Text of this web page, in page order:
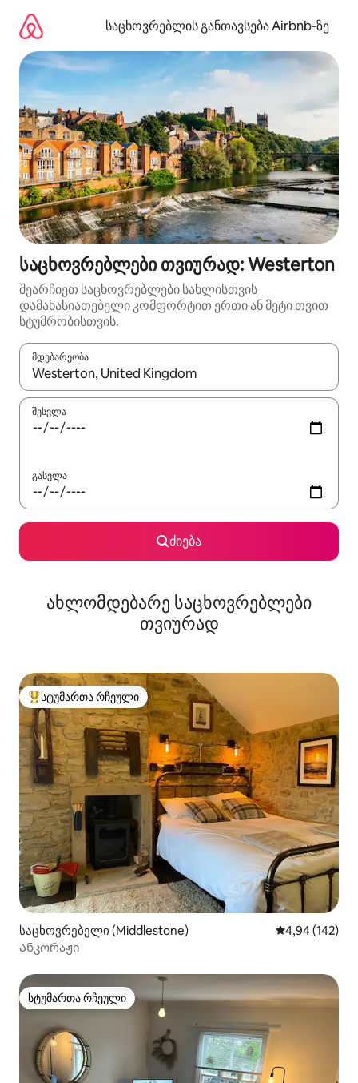
გადასვლა
საცხოვრებლის განთავსება Airbnb‑ზე
საცხოვრებლები თვიურად: Westerton
შეარჩიეთ საცხოვრებლები სახლისთვის
დამახასიათებელი კომფორტით ერთი ან მეტი თვით
სტუმრობისთვის.
მდებარეობა
როცა შედეგები ხელმისაწვდომი გახდება, ნავიგაციისთვის
შესვლა
გასვლა
ძიება
ახლომდებარე საცხოვრებლები
თვიურად
სტუმართა რჩეული მოწინავე ვარიანტი
სტუმართა რჩეული
საცხოვრებელი (Middlestone) საშუალო
4,94 (142)
Ანკორაჟი
სტუმართა რჩეული
სტუმართა რჩეული